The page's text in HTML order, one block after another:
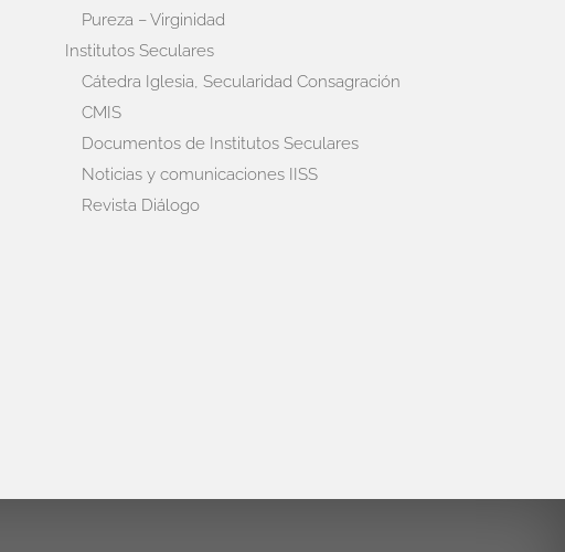
Pureza – Virginidad
Institutos Seculares
Cátedra Iglesia, Secularidad Consagración
CMIS
Documentos de Institutos Seculares
Noticias y comunicaciones IISS
Revista Diálogo